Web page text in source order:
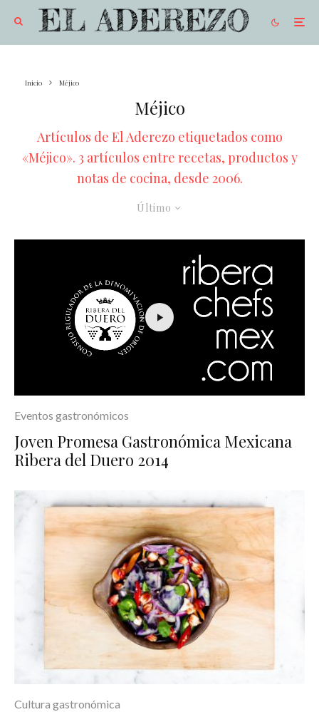
Inicio Méjico
Méjico
Artículos de El Aderezo etiquetados como
«Méjico». 3 artículos entre recetas, productos y
notas de cocina, desde 2006.
Último
Eventos gastronómicos
Joven Promesa Gastronómica Mexicana
Ribera del Duero 2014
Cultura gastronómica